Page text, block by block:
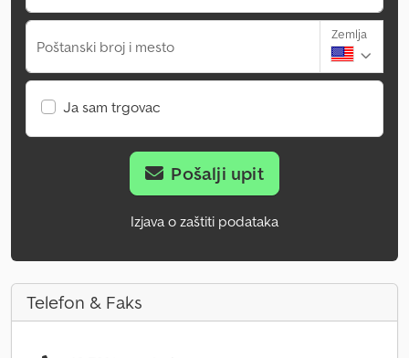
Poštanski broj i mesto
Zemlja
Ja sam trgovac
Pošalji upit
Izjava o zaštiti podataka
Telefon & Faks